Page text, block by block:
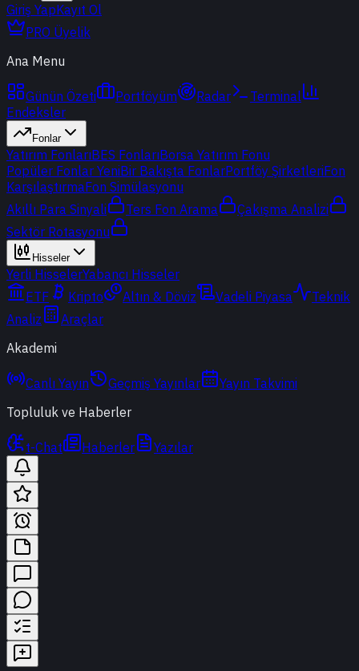
Giriş YapKayıt Ol
PRO Üyelik
Ana Menu
Günün Özeti Portföyüm Radar
Terminal
Endeksler
Fonlar
Yatırım FonlarıBES FonlarıBorsa Yatırım Fonu
Popüler Fonlar YeniBir Bakışta FonlarPortföy ŞirketleriFon
KarşılaştırmaFon Simülasyonu
Akıllı Para Sinyali
Ters Fon Arama
Çakışma Analizi
Sektör Rotasyonu
Hisseler
Yerli HisselerYabancı Hisseler
ETF
Kripto Altın & Döviz Vadeli Piyasa
Teknik
Analiz
Araçlar
Akademi
Canlı Yayın Geçmiş Yayınlar
Yayın Takvimi
Topluluk ve Haberler
t-Chat Haberler Yazılar